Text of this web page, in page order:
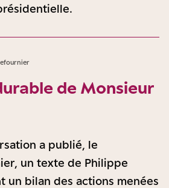
de Monsieur
a publié, le
un texte de Philippe
un bilan des actions menées